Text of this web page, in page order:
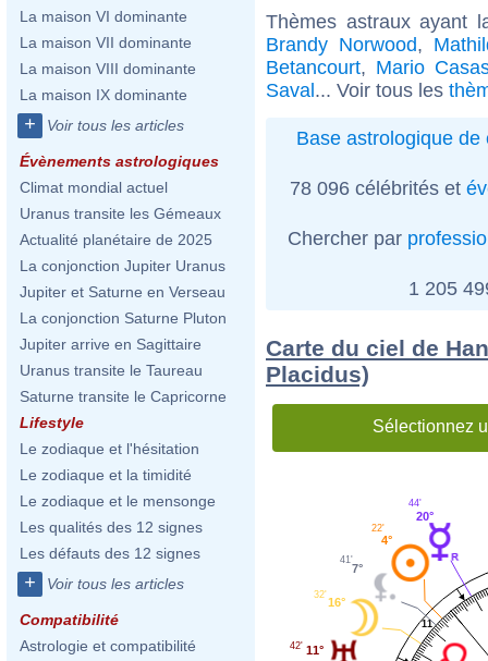
La maison VI dominante
La maison VII dominante
La maison VIII dominante
La maison IX dominante
+ Voir tous les articles
Évènements astrologiques
Climat mondial actuel
Uranus transite les Gémeaux
Actualité planétaire de 2025
La conjonction Jupiter Uranus
Jupiter et Saturne en Verseau
La conjonction Saturne Pluton
Jupiter arrive en Sagittaire
Uranus transite le Taureau
Saturne transite le Capricorne
Lifestyle
Le zodiaque et l'hésitation
Le zodiaque et la timidité
Le zodiaque et le mensonge
Les qualités des 12 signes
Les défauts des 12 signes
+ Voir tous les articles
Compatibilité
Astrologie et compatibilité
Thèmes astraux ayant
Brandy Norwood,
Betancourt, Mario
Saval... Voir tous les
Base astrologique de
78 096 célébrités et
Chercher par
1 205
Carte du ciel de
Placidus)
Sélectionnez
11
20°
44'
4°
22'
7°
41'
16°
32'
11°
42'